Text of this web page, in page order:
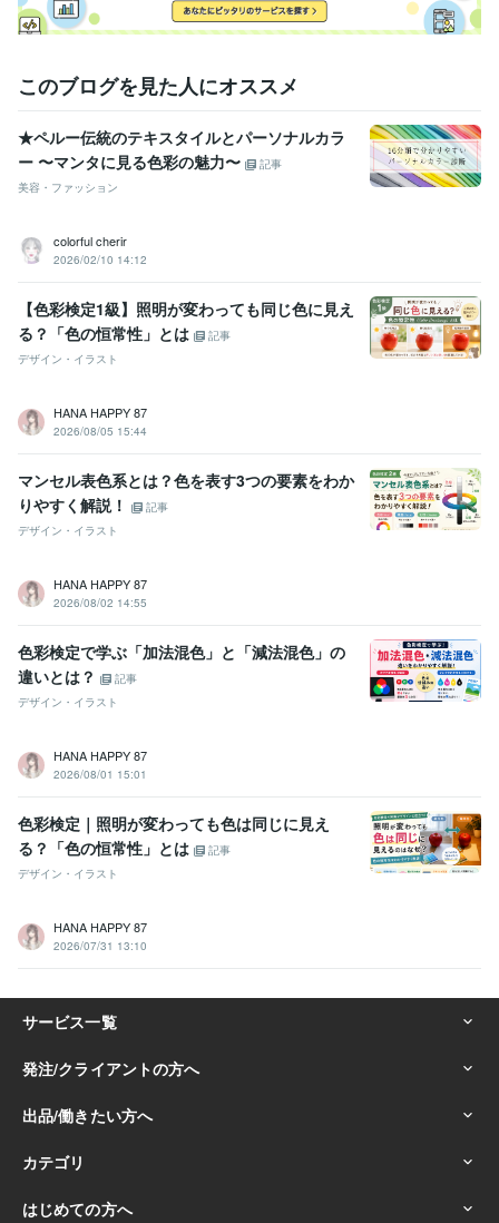
このブログを見た人にオススメ
★ペルー伝統のテキスタイルとパーソナルカラ
ー 〜マンタに見る色彩の魅力〜
記事
美容・ファッション
colorful cherir
2026/02/10 14:12
【色彩検定1級】照明が変わっても同じ色に見え
る？「色の恒常性」とは
記事
デザイン・イラスト
HANA HAPPY 87
2026/08/05 15:44
マンセル表色系とは？色を表す3つの要素をわか
りやすく解説！
記事
デザイン・イラスト
HANA HAPPY 87
2026/08/02 14:55
色彩検定で学ぶ「加法混色」と「減法混色」の
違いとは？
記事
デザイン・イラスト
HANA HAPPY 87
2026/08/01 15:01
色彩検定｜照明が変わっても色は同じに見え
る？「色の恒常性」とは
記事
デザイン・イラスト
HANA HAPPY 87
2026/07/31 13:10